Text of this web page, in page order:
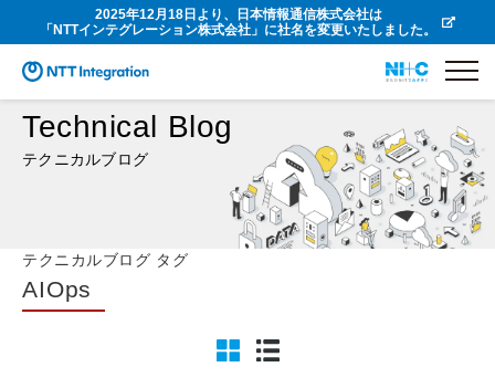
2025年12月18日より、日本情報通信株式会社は
「NTTインテグレーション株式会社」に社名を変更いたしました。
Technical Blog
テクニカルブログ
テクニカルブログ タグ
AIOps